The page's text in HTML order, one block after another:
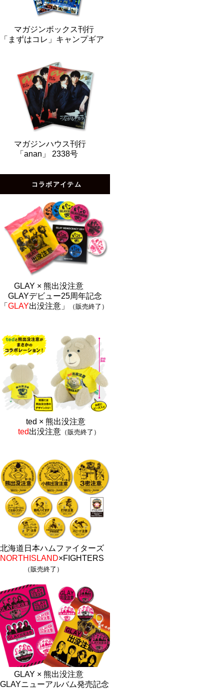
マガジンボックス刊行
「まずはコレ」キャンプギア
マガジンハウス刊行
「anan」 2338号
コラボアイテム
GLAY × 熊出没注意
GLAYデビュー25周年記念
「 GLAY出没注意」 （販売終了）
ted × 熊出没注意
ted出没注意 （販売終了）
北海道日本ハムファイターズ
NORTHISLAND×FIGHTERS
（販売終了）
GLAY × 熊出没注意
GLAYニューアルバム発売記念